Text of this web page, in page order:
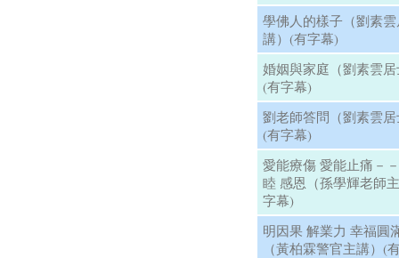
學佛人的樣子（劉素
講）(有字幕)
婚姻與家庭（劉素雲
(有字幕)
劉老師答問（劉素雲
(有字幕)
愛能療傷 愛能止痛－
睦 感恩（孫學輝老師
字幕)
明因果 解業力 幸福圓
（黃柏霖警官主講）(